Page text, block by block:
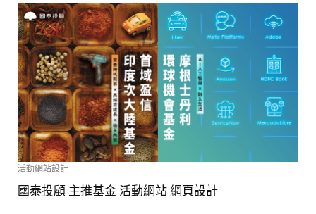
活動網站設計
國泰投顧 主推基金 活動網站 網頁設計